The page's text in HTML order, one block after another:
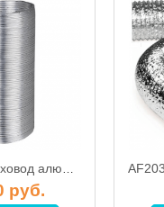
12ВА / Воздуховод алюминиевый гофрированный (гофра) d.120, ЭРА
руб.